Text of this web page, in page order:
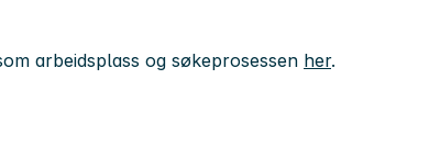
arbeidsplass og søkeprosessen her.